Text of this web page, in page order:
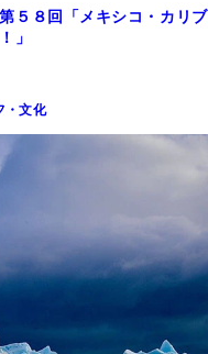
５８回「メキシコ・カリブ
」
・文化